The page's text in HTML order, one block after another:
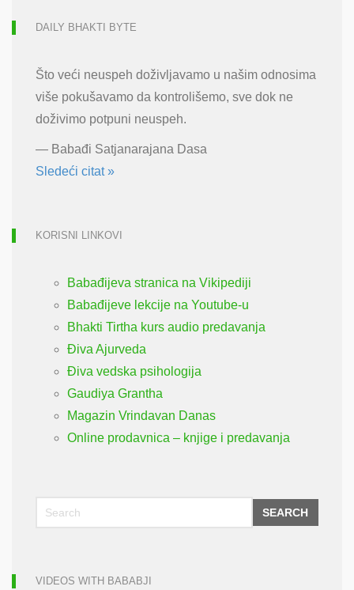
DAILY BHAKTI BYTE
Što veći neuspeh doživljavamo u našim odnosima
više pokušavamo da kontrolišemo, sve dok ne
doživimo potpuni neuspeh.
— Babađi Satjanarajana Dasa
Sledeći citat »
KORISNI LINKOVI
Babađijeva stranica na Vikipediji
Babađijeve lekcije na Youtube-u
Bhakti Tirtha kurs audio predavanja
Điva Ajurveda
Điva vedska psihologija
Gaudiya Grantha
Magazin Vrindavan Danas
Online prodavnica – knjige i predavanja
SEARCH
VIDEOS WITH BABABJI